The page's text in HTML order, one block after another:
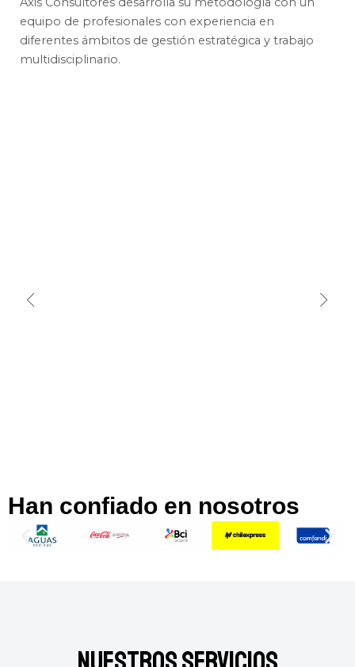
equipo de profesionales con experiencia en
diferentes ámbitos de gestión estratégica y trabajo
multidisciplinario.
Han confiado en nosotros